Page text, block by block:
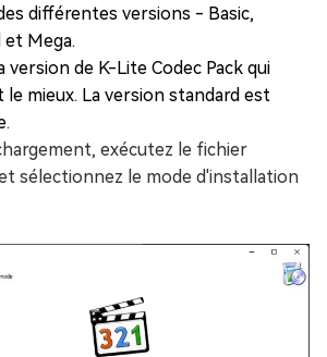
différentes versions - Basic,
et Mega.
version de K-Lite Codec Pack qui
le mieux. La version standard est
exécutez le fichier
sélectionnez le mode d'installation